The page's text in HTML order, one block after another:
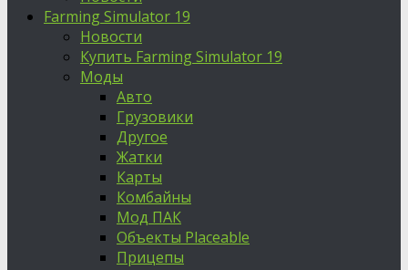
Farming Simulator 19
Новости
Купить Farming Simulator 19
Моды
Авто
Грузовики
Другое
Жатки
Карты
Комбайны
Мод ПАК
Объекты Placeable
Прицепы